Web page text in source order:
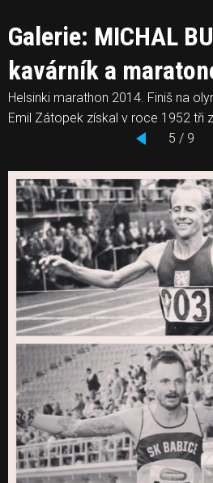
Galerie: MICHAL
kavárník a
Helsinki marathon 2014. Finiš na
Emil Zátopek získal v roce 1952 tři
5 / 9